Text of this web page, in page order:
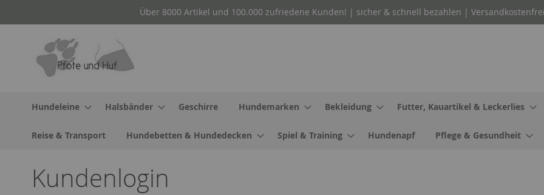
zum
Über 8000 Artikel und 100.000 zufriedene Kunden! | sicher & schnell bezahlen |
Hundeleine Halsbänder Geschirre Hundemarken Bekleidung Futter, Kauartikel & Leckerlies
Reise & Transport Hundebetten & Hundedecken Spiel & Training Hundenapf Pflege & Gesundheit
Kundenlogin